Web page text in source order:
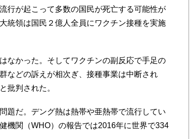
行が起こって多数の国民が死亡する可能性が
統領は国民２億人全員にワクチン接種を実施
なかった。そしてワクチンの副反応で手足の
などの訴えが相次ぎ、接種事業は中断され
批判された。
題だ。デング熱は熱帯や亜熱帯で流行してい
機関（WHO）の報告では2016年に世界で334